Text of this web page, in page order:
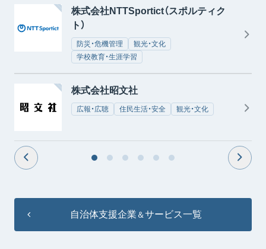
株式会社NTTSportict（スポルティク
ト）
防災・危機管理
観光・文化
学校教育・生涯学習
株式会社昭文社
広報・広聴 住民生活・安全 観光・文化
自治体支援企業 ＆サービス一覧